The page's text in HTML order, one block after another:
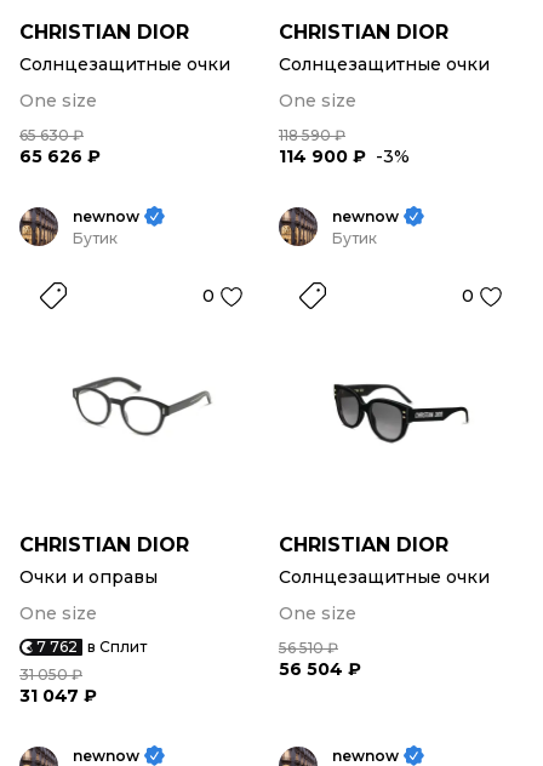
CHRISTIAN DIOR
Солнцезащитные очки
One size
65 630 ₽
65 626 ₽
CHRISTIAN DIOR
Солнцезащитные очки
One size
118 590 ₽
114 900 ₽ -3%
newnow
Бутик
0
CHRISTIAN DIOR
Очки и оправы
One size
7 762 в Сплит
31 050 ₽
31 047 ₽
newnow
Бутик
0
CHRISTIAN DIOR
Солнцезащитные очки
One size
56 510 ₽
56 504 ₽
newnow
newnow